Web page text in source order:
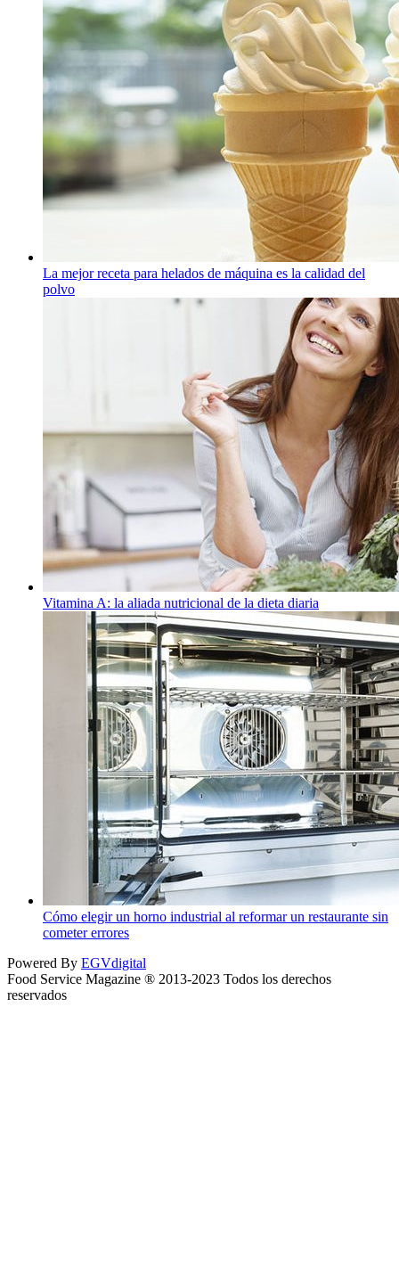
La mejor receta para helados de máquina es la calidad del
polvo
Vitamina A: la aliada nutricional de la dieta diaria
Cómo elegir un horno industrial al reformar un restaurante sin
cometer errores
Powered By EGVdigital
Food Service Magazine ® 2013-2023 Todos los derechos
reservados